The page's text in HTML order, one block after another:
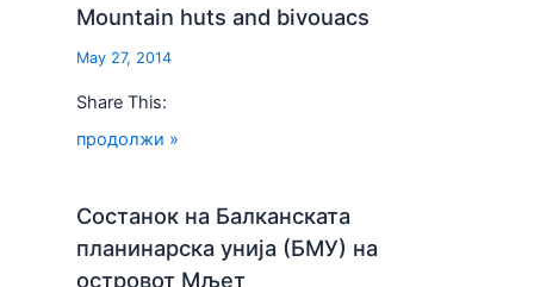
Mountain huts and bivouacs
May 27, 2014
Share This:
продолжи »
Состанок на Балканската
планинарска унија (БМУ) на
островот Мљет